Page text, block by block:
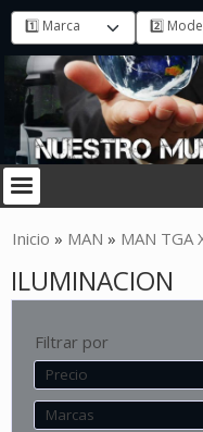
Inicio » MAN » MAN TGA
ILUMINACION
Filtrar por
Precio
Marcas